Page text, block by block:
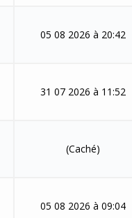
05 08 2026 à 20:42
31 07 2026 à 11:52
(Caché)
05 08 2026 à 09:04